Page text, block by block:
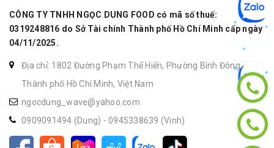
CÔNG TY TNHH NGỌC DUNG FOOD có mã số thuế:
0319248816 do Sở Tài chính Thành phố Hồ Chí Minh cấp ngày
04/11/2025.
Địa chỉ: 1802 Đường Phạm Thế Hiển, Phường Bình Đông,
Thành phố Hồ Chí Minh, Việt Nam
ngocdung_wave@yahoo.com
0909091494 (Dung) - 0945338639 (Vinh)